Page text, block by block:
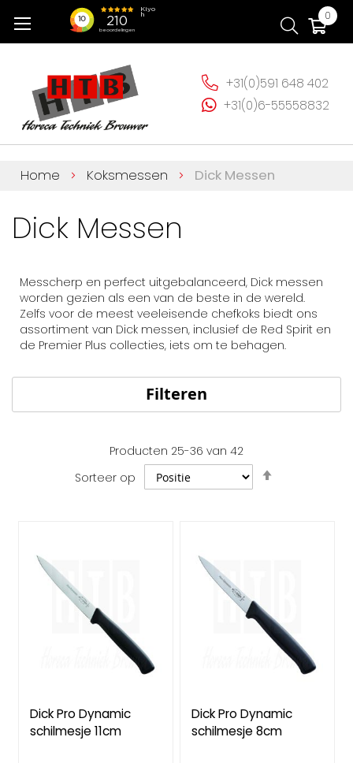
naar
0
+31(0)591 648 402
+31(0)6-55558832
Home Koksmessen Dick Messen
Dick Messen
Messcherp en perfect uitgebalanceerd, Dick messen
worden gezien als een van de beste in de wereld.
Zelfs voor de meest veeleisende chefkoks biedt ons
assortiment van Dick messen, inclusief de Red Spirit en
de Premier Plus collecties, iets om te behagen.
Filteren
Producten 25-36 van 42
Sorteer op
Dick Pro Dynamic
schilmesje 11cm
Dick Pro Dynamic
schilmesje 8cm